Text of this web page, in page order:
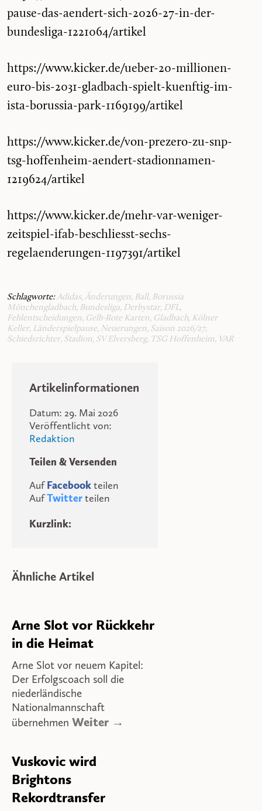
pause-das-aendert-sich-2026-27-in-der-
bundesliga-1221064/artikel
https://www.kicker.de/ueber-20-millionen-
euro-bis-2031-gladbach-spielt-kuenftig-im-
ista-borussia-park-1169199/artikel
https://www.kicker.de/von-prezero-zu-snp-
tsg-hoffenheim-aendert-stadionnamen-
1219624/artikel
https://www.kicker.de/mehr-var-weniger-
zeitspiel-ifab-beschliesst-sechs-
regelaenderungen-1197391/artikel
Schlagworte:Adidas, Änderungen, Ball, Borussia
Mönchengladbach, Bundesliga, Derbystar, DFL,
Fehlentscheidungen, Gelb-Rote Karten, Gladbach, Kölner
Keller, Länderspielpause, Neuerungen, Saison 2026/27,
Schiedsrichter, Stadion, SV Elversberg, TSG Hoffenheim, VAR
Artikelinformationen
Datum: 29. Mai 2026
Veröffentlicht von:
Redaktion
Teilen & Versenden
AufFacebookteilen
AufTwitterteilen
Kurzlink:
Ähnliche Artikel
Arne Slot vor Rückkehr
in die Heimat
Arne Slot vor neuem Kapitel:
Der Erfolgscoach soll die
niederländische
Nationalmannschaft
übernehmen Weiter →
Vuskovic wird
Brightons
Rekordtransfer